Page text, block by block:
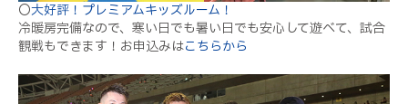
〇大好評！プレミアムキッズルーム！
冷暖房完備なので、寒い日でも暑い日でも安心して遊べて、試合
観戦もできます！お申込みはこちらから